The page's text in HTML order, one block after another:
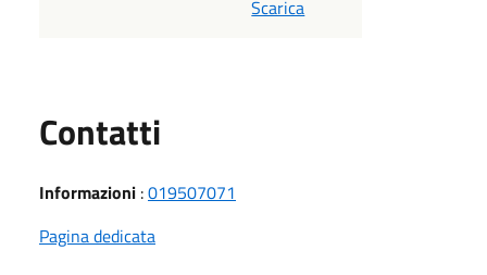
Scarica
Contatti
Informazioni :019507071
Pagina dedicata